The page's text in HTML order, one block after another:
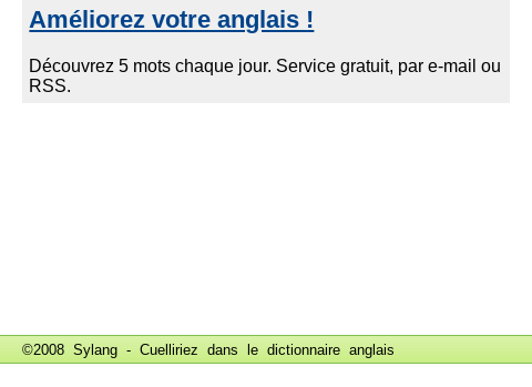
©2008 Sylang - Cuelliriez dans le dictionnaire anglais